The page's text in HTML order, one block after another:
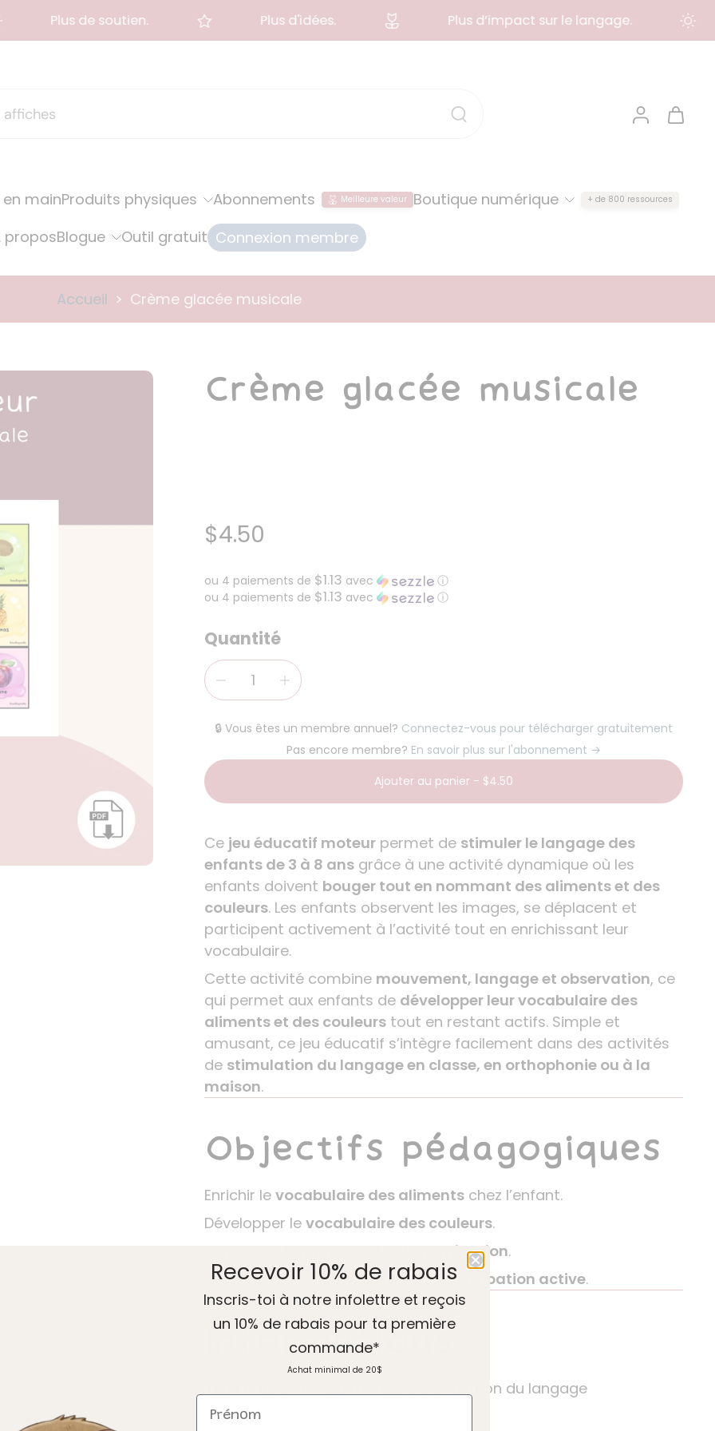
Plus de soutien. Plus d'idées. Plus d’impact sur le langage.
en mainProduits physiques Abonnements Meilleure valeur Boutique numérique + de 800 ressources
proposBlogue Outil gratuit Connexion membre
Accueil > Crème glacée musicale
Crème glacée musicale
$4.50
ou 4 paiements de $1.13 avec
ⓘ
ou 4 paiements de $1.13 avec ⓘ
Quantité
🔒 Vous êtes un membre annuel? Connectez-vous pour télécharger gratuitement
Pas encore membre? En savoir plus sur l'abonnement →
Ajouter au panier - $4.50
Ce jeu éducatif moteur permet de stimuler le langage des
enfants de 3 à 8 ans grâce à une activité dynamique où les
enfants doivent bouger tout en nommant des aliments et des
couleurs. Les enfants observent les images, se déplacent et
participent activement à l’activité tout en enrichissant leur
vocabulaire.
Cette activité combine mouvement, langage et observation, ce
qui permet aux enfants de développer leur vocabulaire des
aliments et des couleurs tout en restant actifs. Simple et
amusant, ce jeu éducatif s’intègre facilement dans des activités
de stimulation du langage en classe, en orthophonie ou à la
maison.
Objectifs pédagogiques
Enrichir le vocabulaire des aliments chez l’enfant.
Développer le vocabulaire des couleurs.
nomination.
Encourager le
mouvement et la participation active.
Informations
jeu moteur / stimulation du langage
Âge :3 à 8 ans
Recevoir 10% de rabais
Inscris-toi à notre infolettre et reçois
un 10% de rabais pour ta première
commande*
Achat minimal de 20$
Prénom